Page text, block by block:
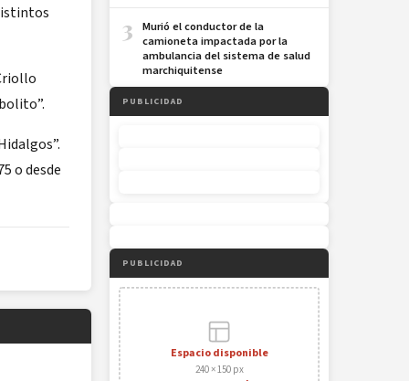
o desde
3
Murió el conductor de la
camioneta impactada por la
ambulancia del sistema de salud
marchiquitense
PUBLICIDAD
PUBLICIDAD
Espacio disponible
240 × 150 px